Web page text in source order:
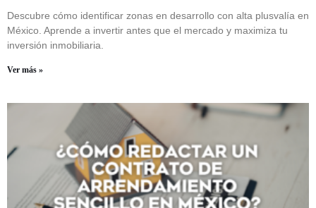
Descubre cómo identificar zonas en desarrollo con alta plusvalía en
México. Aprende a invertir antes que el mercado y maximiza tu
inversión inmobiliaria.
Ver más »